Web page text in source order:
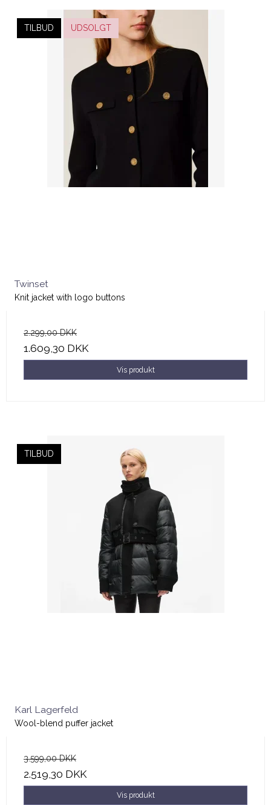
TILBUD UDSOLGT
Twinset
Knit jacket with logo buttons
2.299,00 DKK
1.609,30 DKK
Vis produkt
TILBUD
Karl Lagerfeld
Wool-blend puffer jacket
3.599,00 DKK
2.519,30 DKK
Vis produkt